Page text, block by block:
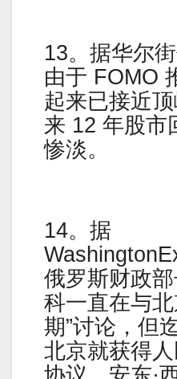
13。据华尔
由于 FOMO
起来已接近
来 12 年股市
惨淡。
14。据
俄罗斯财政
科一直在与北
期”讨论，但
北京就获得